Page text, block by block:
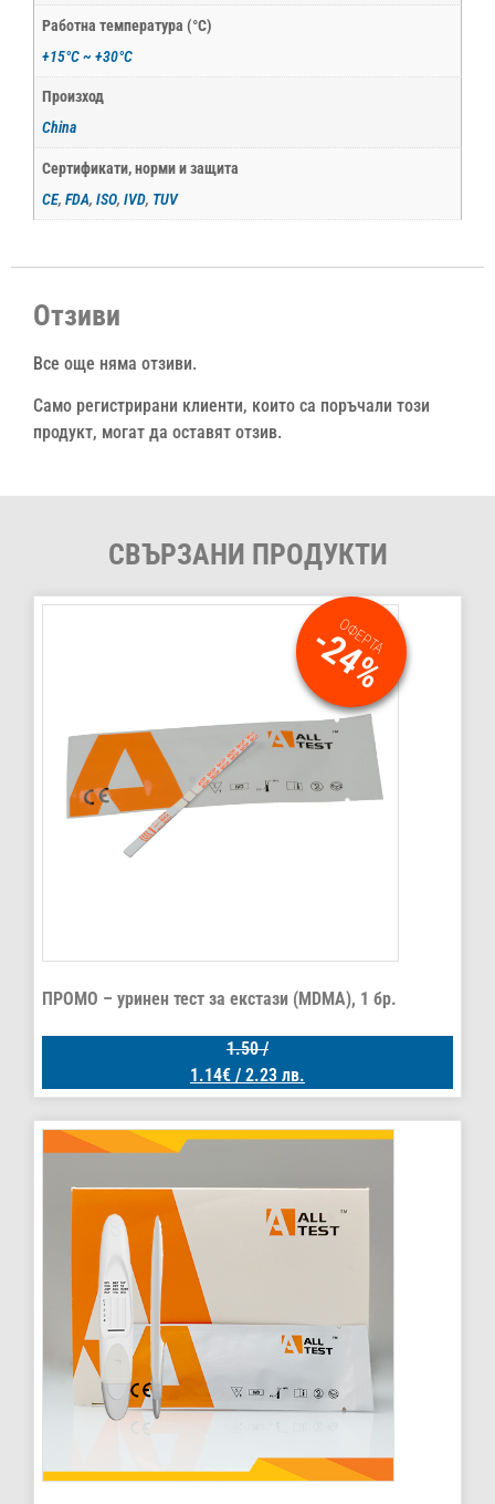
Работна температура (°С)
+15°С ~ +30°С
Произход
China
Сертификати, норми и защита
CE,FDA,ISO,IVD, TUV
Отзиви
Все още няма отзиви.
Само регистрирани клиенти, които са поръчали този
продукт, могат да оставят отзив.
СВЪРЗАНИ ПРОДУКТИ
ОФЕРТА
-24%
ПРОМО – уринен тест за екстази (MDMA), 1 бр.
1.50/
1.14€ / 2.23 лв.